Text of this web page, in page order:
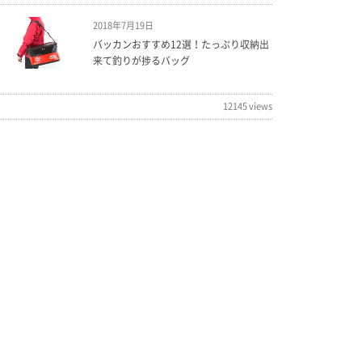
2018年7月19日
バッカンおすすめ12選！たっぷり収納出
来て釣りが捗るバッグ
12145 views